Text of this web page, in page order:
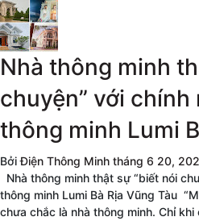
Nhà thông minh
chuyện” với chính
thông minh Lumi
BởiĐiện Thông Minh tháng 6 20,
Nhà thông minh thật sự “biết nói
thông minh Lumi Bà Rịa Vũng Tàu
chưa chắc là nhà thông minh. Chỉ